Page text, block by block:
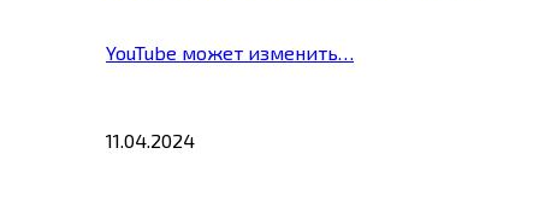
YouTube может изменить…
11.04.2024